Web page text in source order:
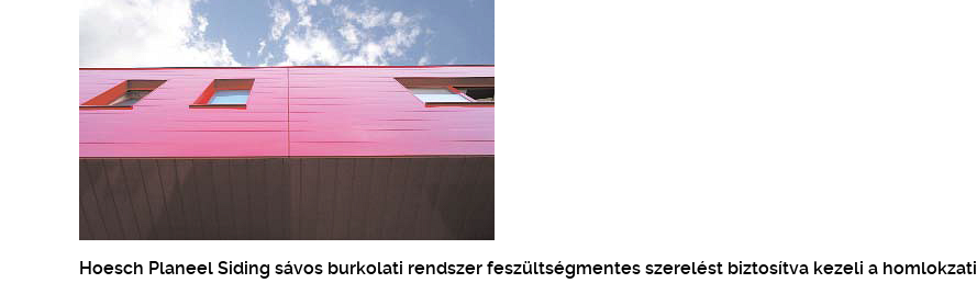
Hoesch Planeel Siding sávos burkolati rendszer feszültségmentes szerelést biztosítva kezeli a homlokzati